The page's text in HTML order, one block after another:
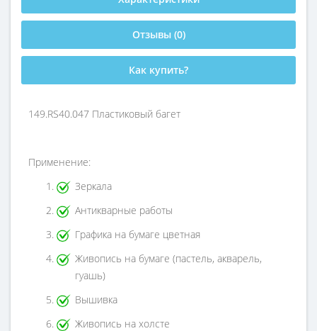
Отзывы (0)
Как купить?
149.RS40.047 Пластиковый багет
Применение:
Зеркала
Антикварные работы
Графика на бумаге цветная
Живопись на бумаге (пастель, акварель,
гуашь)
Вышивка
Живопись на холсте